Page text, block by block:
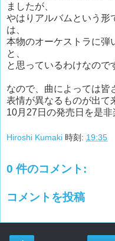
ましたが、
やはりアルバムという形
は、
本物のオーケストラに弾
と、
と思っているわけなので
なので、曲によっては皆
表情が異なるものが出て
10月27日の発売日を是
Hiroshi Kumaki 時刻: 19:35
0 件のコメント:
コメントを投稿